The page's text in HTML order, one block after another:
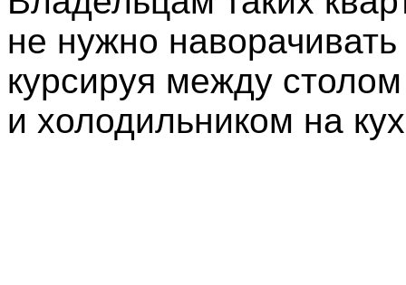
не нужно наворачивать
курсируя между столом
и холодильником на